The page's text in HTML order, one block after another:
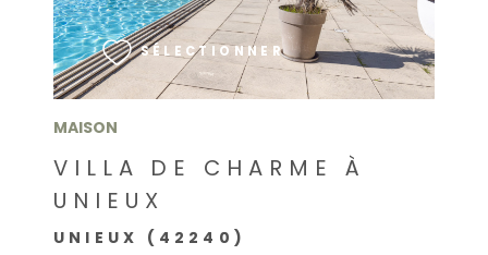
MAISON
VILLA DE CHARME À
UNIEUX
UNIEUX (42240)
SÉLECTIONNER